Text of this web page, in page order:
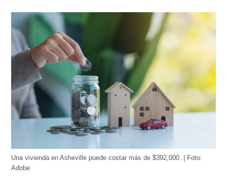
Una vivienda en Asheville puede costar más de $392,000. | Foto:
Adobe